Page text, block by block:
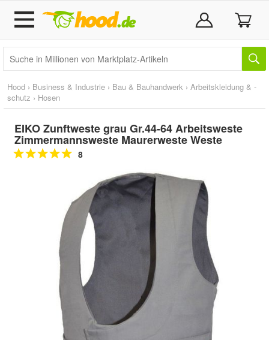
Hood › Business & Industrie › Bau & Bauhandwerk › Arbeitskleidung & -
schutz › Hosen
EIKO Zunftweste grau Gr.44-64 Arbeitsweste
Zimmermannsweste Maurerweste Weste
8